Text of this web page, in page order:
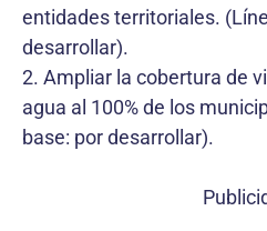
entidades territoriales.
desarrollar).
2. Ampliar la cobertura de
agua al 100% de los
base: por desarrollar).